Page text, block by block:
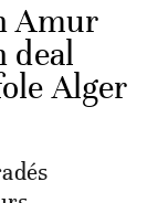
Amur
deal
Alger